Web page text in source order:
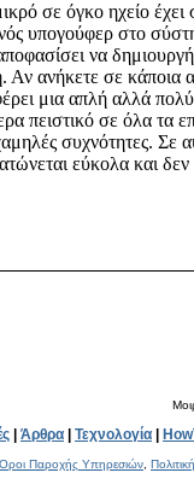
σε όγκο ηχείο έχει
υπογούφερ στο
να
Αν ανήκετε σε κάποια
μια απλή αλλά
πειστικό σε όλα τα
συχνότητες. Σε
εύκολα και
| Άρθρα | Τεχνολογία |
Όροι Παροχής Υπηρεσιών